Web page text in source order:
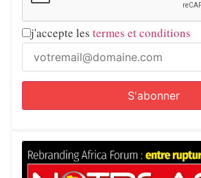
j'accepte les termes et conditions